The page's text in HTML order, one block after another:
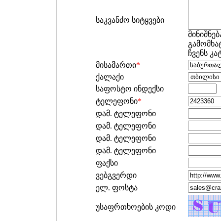
საკვანძო სიტყვები
ჩვენს
მისამართი*
ქალაქი
საფოსტო ინდექსი
ტელეფონი*
დამ. ტელეფონი
დამ. ტელეფონი
დამ. ტელეფონი
დამ. ტელეფონი
ფაქსი
ვებგვერდი
ელ. ფოსტა
უსაფრთხოების კოდი